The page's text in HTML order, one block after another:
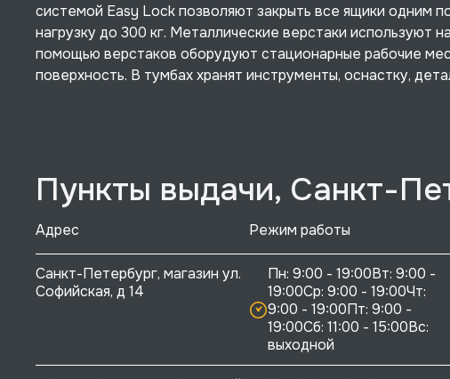
системой Easy Lock позволяют закрыть все ящики одним
нагрузку до 300 кг. Металлические верстаки используют
помощью верстаков оборудуют стационарные рабочие
поверхность. В тумбах хранят инструменты, оснастку,
Пункты выдачи, Санкт-
Адрес Режим работы
Санкт-Петербург, магазин ул.
Софийская, д 14
Пн: 9:00 - 19:00Вт: 9:00 -
19:00Ср: 9:00 - 19:00Чт:
9:00 - 19:00Пт: 9:00 -
19:00Сб: 11:00 - 15:00Вс:
выходной